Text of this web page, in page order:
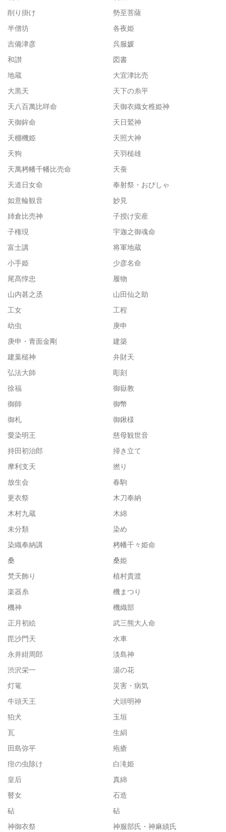
削り掛け
勢至菩薩
半僧坊
各夜姫
吉備津彦
呉服媛
和讃
図書
地蔵
大宜津比売
大黒天
天下の糸平
天八百萬比咩命
天御衣織女稚姫神
天御鉾命
天日鷲神
天棚機姫
天照大神
天狗
天羽槌雄
天萬栲幡千幡比売命
天蚕
天道日女命
奉射祭・おびしゃ
如意輪観音
妙見
姉倉比売神
子授け安産
子権現
宇迦之御魂命
富士講
将軍地蔵
小手姫
少彦名命
尾髙惇忠
履物
山内甚之丞
山田仙之助
工女
工程
幼虫
庚申
庚申・青面金剛
建築
建葉槌神
弁財天
弘法大師
彫刻
徐福
御嶽教
御師
御幣
御札
御鍬様
愛染明王
慈母観世音
持田初治郎
掃き立て
摩利支天
撚り
放生会
春駒
更衣祭
木刀奉納
木村九蔵
木綿
未分類
染め
染織奉納講
栲幡千々姫命
桑
桑姫
梵天飾り
植村貴渡
楽器糸
機まつり
機神
機織部
正月初絵
武三熊大人命
毘沙門天
水車
永井紺周郎
淡島神
渋沢栄一
湯の花
灯篭
災害・病気
牛頭天王
犬頭明神
狛犬
玉垣
瓦
生絹
田島弥平
疱瘡
疳の虫除け
白滝姫
皇后
真綿
瞽女
石造
砧
砧
神御衣祭
神服部氏・神麻績氏